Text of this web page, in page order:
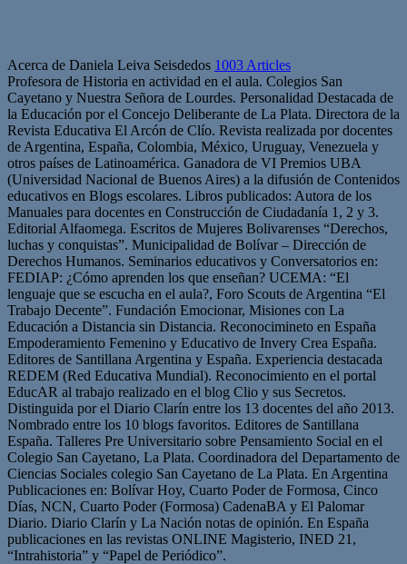
Acerca de Daniela Leiva Seisdedos 1003 Articles
Profesora de Historia en actividad en el aula. Colegios San
Cayetano y Nuestra Señora de Lourdes. Personalidad Destacada de
la Educación por el Concejo Deliberante de La Plata. Directora de la
Revista Educativa El Arcón de Clío. Revista realizada por docentes
de Argentina, España, Colombia, México, Uruguay, Venezuela y
otros países de Latinoamérica. Ganadora de VI Premios UBA
(Universidad Nacional de Buenos Aires) a la difusión de Contenidos
educativos en Blogs escolares. Libros publicados: Autora de los
Manuales para docentes en Construcción de Ciudadanía 1, 2 y 3.
Editorial Alfaomega. Escritos de Mujeres Bolivarenses “Derechos,
luchas y conquistas”. Municipalidad de Bolívar – Dirección de
Derechos Humanos. Seminarios educativos y Conversatorios en:
FEDIAP: ¿Cómo aprenden los que enseñan? UCEMA: “El
lenguaje que se escucha en el aula?, Foro Scouts de Argentina “El
Trabajo Decente”. Fundación Emocionar, Misiones con La
Educación a Distancia sin Distancia. Reconocimineto en España
Empoderamiento Femenino y Educativo de Invery Crea España.
Editores de Santillana Argentina y España. Experiencia destacada
REDEM (Red Educativa Mundial). Reconocimiento en el portal
EducAR al trabajo realizado en el blog Clio y sus Secretos.
Distinguida por el Diario Clarín entre los 13 docentes del año 2013.
Nombrado entre los 10 blogs favoritos. Editores de Santillana
España. Talleres Pre Universitario sobre Pensamiento Social en el
Colegio San Cayetano, La Plata. Coordinadora del Departamento de
Ciencias Sociales colegio San Cayetano de La Plata. En Argentina
Publicaciones en: Bolívar Hoy, Cuarto Poder de Formosa, Cinco
Días, NCN, Cuarto Poder (Formosa) CadenaBA y El Palomar
Diario. Diario Clarín y La Nación notas de opinión. En España
publicaciones en las revistas ONLINE Magisterio, INED 21,
“Intrahistoria” y “Papel de Periódico”.